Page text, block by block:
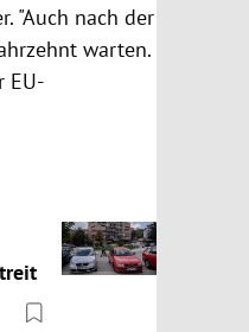
"Auch nach der
warten.
EU-